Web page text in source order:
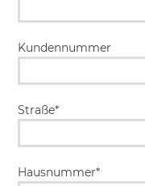
Kundennummer
Straße*
Hausnummer*